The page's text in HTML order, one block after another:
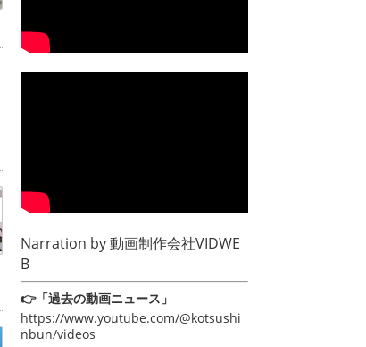
Narration by動画制作会社VIDWE
B
👉「過去の動画ニュース」
https://www.youtube.com/@kotsushi
nbun/videos